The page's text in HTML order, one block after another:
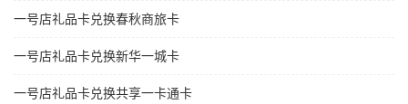
一号店礼品卡兑换春秋商旅卡
一号店礼品卡兑换新华一城卡
一号店礼品卡兑换共享一卡通卡